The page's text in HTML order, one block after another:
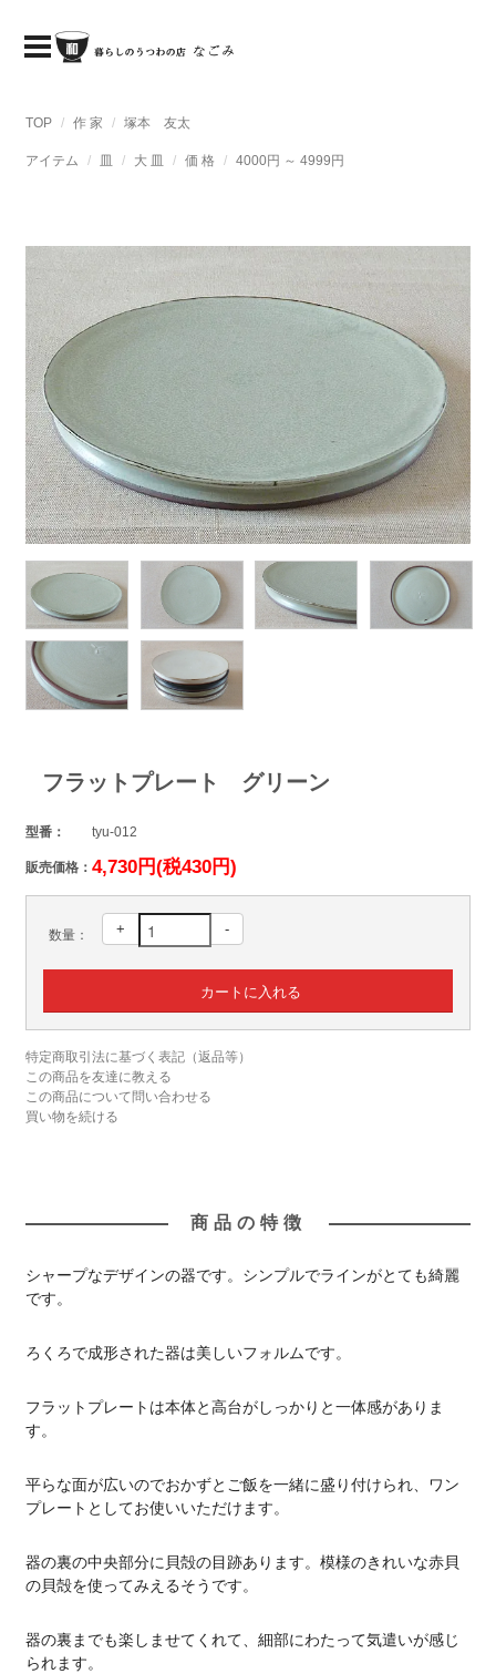
TOP 作 家 塚本 友太
アイテム 皿 大 皿 価 格 4000円 ～ 4999円
フラットプレート グリーン
型番： tyu-012
販売価格： 4,730円(税430円)
数量： + -
特定商取引法に基づく表記（返品等）
この商品を友達に教える
この商品について問い合わせる
買い物を続ける
商品の特徴
シャープなデザインの器です。シンプルでラインがとても綺麗
です。
ろくろで成形された器は美しいフォルムです。
フラットプレートは本体と高台がしっかりと一体感がありま
す。
平らな面が広いのでおかずとご飯を一緒に盛り付けられ、ワン
プレートとしてお使いいただけます。
器の裏の中央部分に貝殻の目跡あります。模様のきれいな赤貝
の貝殻を使ってみえるそうです。
器の裏までも楽しませてくれて、細部にわたって気遣いが感じ
られます。